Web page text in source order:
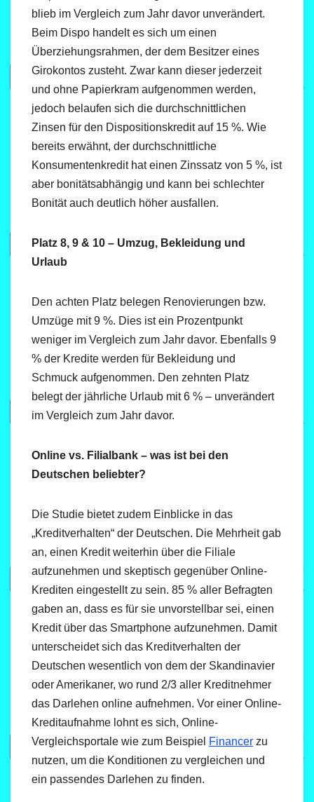
blieb im Vergleich zum Jahr davor unverändert.
Beim Dispo handelt es sich um einen
Überziehungsrahmen, der dem Besitzer eines
Girokontos zusteht. Zwar kann dieser jederzeit
und ohne Papierkram aufgenommen werden,
jedoch belaufen sich die durchschnittlichen
Zinsen für den Dispositionskredit auf 15 %. Wie
bereits erwähnt, der durchschnittliche
Konsumentenkredit hat einen Zinssatz von 5 %, ist
aber bonitätsabhängig und kann bei schlechter
Bonität auch deutlich höher ausfallen.
Platz 8, 9 & 10 – Umzug, Bekleidung und
Urlaub
Den achten Platz belegen Renovierungen bzw.
Umzüge mit 9 %. Dies ist ein Prozentpunkt
weniger im Vergleich zum Jahr davor. Ebenfalls 9
% der Kredite werden für Bekleidung und
Schmuck aufgenommen. Den zehnten Platz
belegt der jährliche Urlaub mit 6 % – unverändert
im Vergleich zum Jahr davor.
Online vs. Filialbank – was ist bei den
Deutschen beliebter?
Die Studie bietet zudem Einblicke in das
„Kreditverhalten“ der Deutschen. Die Mehrheit gab
an, einen Kredit weiterhin über die Filiale
aufzunehmen und skeptisch gegenüber Online-
Krediten eingestellt zu sein. 85 % aller Befragten
gaben an, dass es für sie unvorstellbar sei, einen
Kredit über das Smartphone aufzunehmen. Damit
unterscheidet sich das Kreditverhalten der
Deutschen wesentlich von dem der Skandinavier
oder Amerikaner, wo rund 2/3 aller Kreditnehmer
das Darlehen online aufnehmen. Vor einer Online-
Kreditaufnahme lohnt es sich, Online-
Vergleichsportale wie zum Beispiel Financer zu
nutzen, um die Konditionen zu vergleichen und
ein passendes Darlehen zu finden.